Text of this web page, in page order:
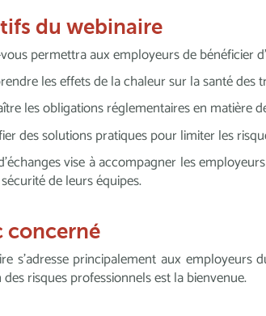
du webinaire
permettra aux employeurs de bénéficier
les effets de la chaleur sur la santé des
les obligations réglementaires en matière
des solutions pratiques pour limiter les
vise à accompagner les
de leurs équipes.
concerné
s’adresse principalement aux
risques professionnels est la bienvenue.